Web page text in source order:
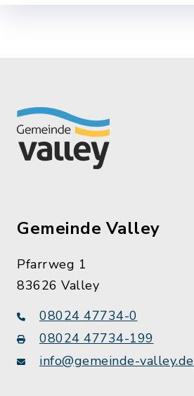
Gemeinde Valley
Pfarrweg 1
83626 Valley
08024 47734-0
08024 47734-199
info@gemeinde-valley.de